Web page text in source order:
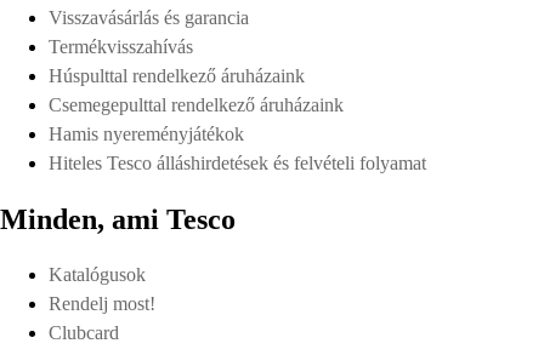
Visszavásárlás és garancia
Termékvisszahívás
Húspulttal rendelkező áruházaink
Csemegepulttal rendelkező áruházaink
Hamis nyereményjátékok
Hiteles Tesco álláshirdetések és felvételi folyamat
Minden, ami Tesco
Katalógusok
Rendelj most!
Clubcard